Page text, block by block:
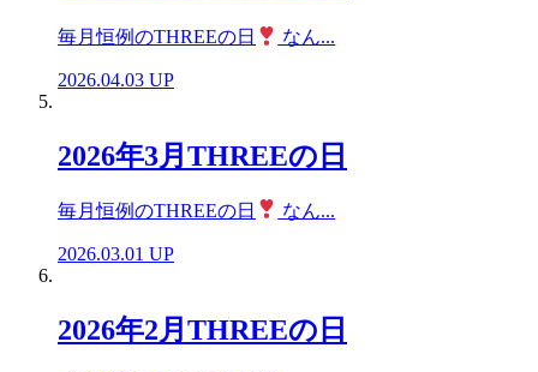
毎月恒例のTHREEの日 なん...
2026.04.03 UP
2026年3月THREEの日
毎月恒例のTHREEの日 なん...
2026.03.01 UP
2026年2月THREEの日